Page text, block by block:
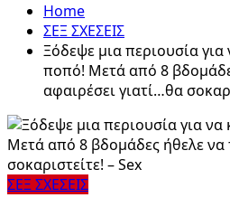
Home
ΣΕΞ ΣΧΕΣΕΙΣ
Ξόδεψε μια περιουσία για
ποπό! Μετά από 8
αφαιρέσει γιατί…θα
ΣΕΞ ΣΧΕΣΕΙΣ